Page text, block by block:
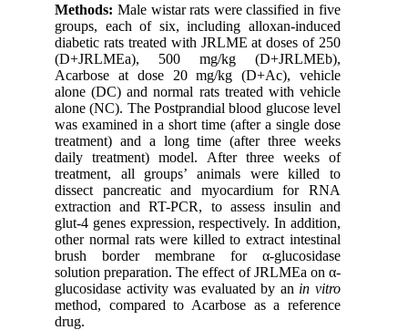
Methods:Male wistar rats were classified in five
groups, each of six, including alloxan-induced
diabetic rats treated with JRLME at doses of 250
(D+JRLMEa), 500 mg/kg (D+JRLMEb),
Acarbose at dose 20 mg/kg (D+Ac), vehicle
alone (DC) and normal rats treated with vehicle
alone (NC). The Postprandial blood glucose level
was examined in a short time (after a single dose
treatment) and a long time (after three weeks
daily treatment) model. After three weeks of
treatment, all groups’ animals were killed to
dissect pancreatic and myocardium for RNA
extraction and RT-PCR, to assess insulin and
glut-4 genes expression, respectively. In addition,
other normal rats were killed to extract intestinal
brush border membrane for α-glucosidase
solution preparation. The effect of JRLMEa on α-
glucosidase activity was evaluated by anin vitro
method, compared to Acarbose as a reference
drug.